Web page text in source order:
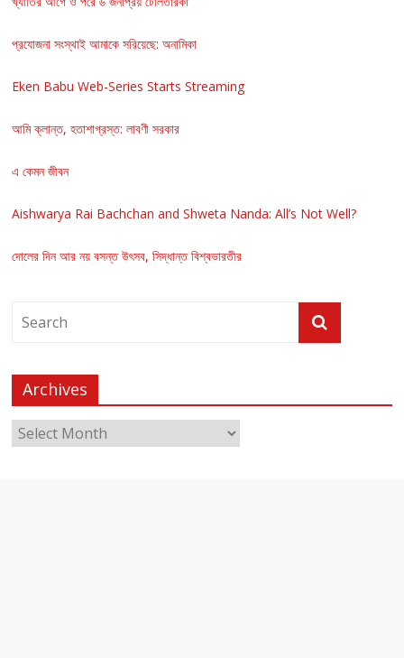
প্রযোজনা সংস্থাই আমাকে সরিয়েছে: অনামিকা
Eken Babu Web-Series Starts Streaming
আমি ক্লান্ত, হতাশাগ্রস্ত: লাবণী সরকার
এ কেমন জীবন
Aishwarya Rai Bachchan and Shweta Nanda: All’s Not Well?
দোলের দিন আর নয় বসন্ত উৎসব, সিদ্ধান্ত বিশ্বভারতীর
Archives